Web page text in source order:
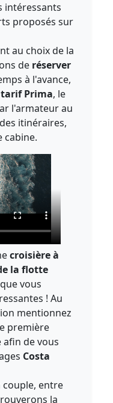
intéressants
proposés sur
au choix de la
de réserver
à l'avance,
tarif Prima, le
l'armateur au
itinéraires,
cabine.
croisière à
la flotte
vous
! Au
mentionnez
première
de vous
Costa
couple, entre
la